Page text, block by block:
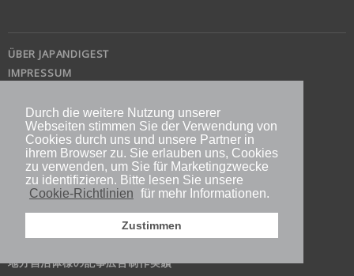
Durch die weitere Nutzung unserer
Webseiten stimmen Sie der Verwendung von
Cookies durch uns und unsere Partner in
ihrem Browser zu. Sie erlauben uns, Cookies
zu verwenden, um Sie für Marketingzwecke
zu identifizieren. Bitte lesen Sie unsere
Cookie-Richtlinien für mehr Informationen.
Zustimmen
ÜBER JAPANDIGEST
IMPRESSUM
E-BOOK
SHOP
ÜBER DIE AUTOREN
AUTOR WERDEN
FÜR WERBEPARTNER / 広告出稿をご検討の方へ
地方自治体様の記事広告制作実績